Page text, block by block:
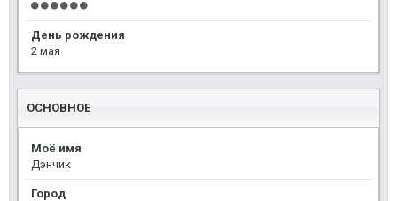
День рождения
2 мая
ОСНОВНОЕ
Моё имя
Дэнчик
Город